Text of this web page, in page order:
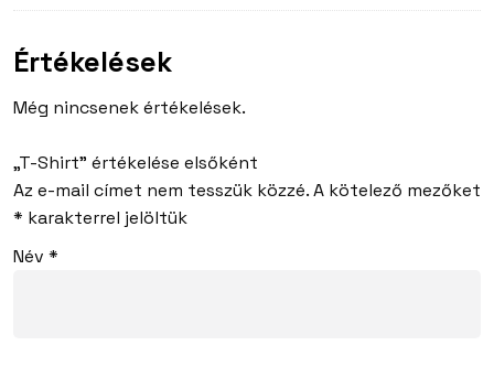
Értékelések
Még nincsenek értékelések.
„T-Shirt” értékelése elsőként
Az e-mail címet nem tesszük közzé.A kötelező mezőket
* karakterrel jelöltük
Név *